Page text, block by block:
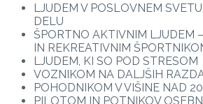
LJUDEM V POSLOVNEM
DELU
ŠPORTNO AKTIVNIM LJUDEM
IN REKREATIVNIM
LJUDEM, KI SO POD STRESOM
VOZNIKOM NA DALJŠIH
POHODNIKOM V VIŠINE NAD
PILOTOM IN POTNIKOV